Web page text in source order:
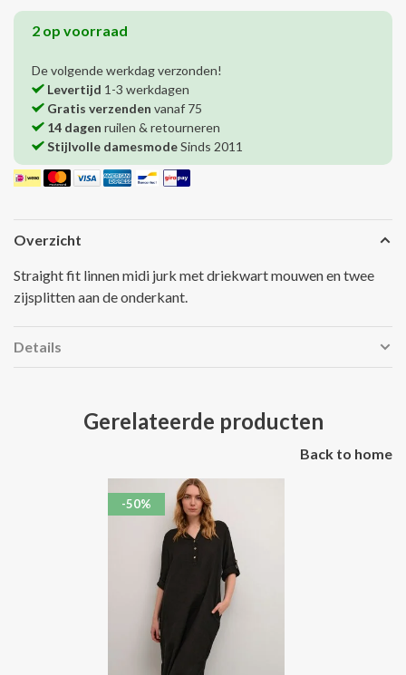
2 op voorraad
De volgende werkdag verzonden!
Levertijd 1-3 werkdagen
Gratis verzenden vanaf 75
14 dagen ruilen & retourneren
Stijlvolle damesmodeSinds 2011
Overzicht
Straight fit linnen midi jurk met driekwart mouwen en twee
zijsplitten aan de onderkant.
Details
Gerelateerde producten
Back to home
-50%